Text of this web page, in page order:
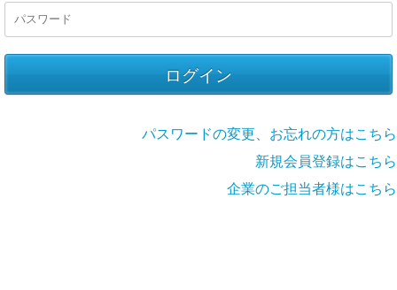
パスワードの変更、お忘れの方はこちら
新規会員登録はこちら
企業のご担当者様はこちら